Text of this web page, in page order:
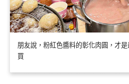
朋友說，粉紅色醬料的彰化肉圓，才
買